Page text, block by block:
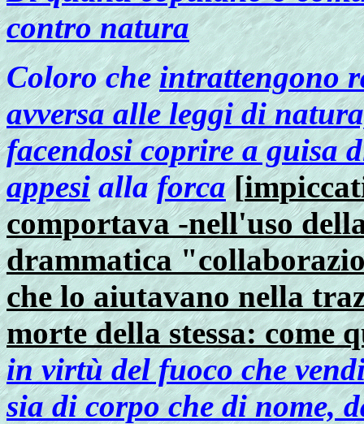
contro natura
Coloro cheintrattengono
avversa alle leggi di
facendosi coprire a guisa
appesiallaforca [
comportava -nell'uso
drammatica
che lo aiutavano nella
morte della stessa: come
in virtù del fuoco che
sia di corpo che di nome,